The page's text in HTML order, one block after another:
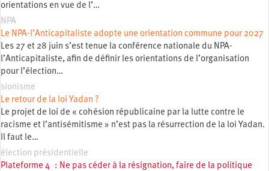
orientations en vue de l’…
NPA
Le NPA-l’Anticapitaliste adopte une orientation commune pour 2027
Les 27 et 28 juin s’est tenue la conférence nationale du NPA-
l’Anticapitaliste, afin de définir les orientations de l’organisation
pour l’élection…
sionisme
Le retour de la loi Yadan ?
Le projet de loi de « cohésion républicaine par la lutte contre le
racisme et l’antisémitisme » n’est pas la résurrection de la loi Yadan.
Il faut le…
élection présidentielle
Plateforme 4 : Ne pas céder à la résignation, faire de la politique